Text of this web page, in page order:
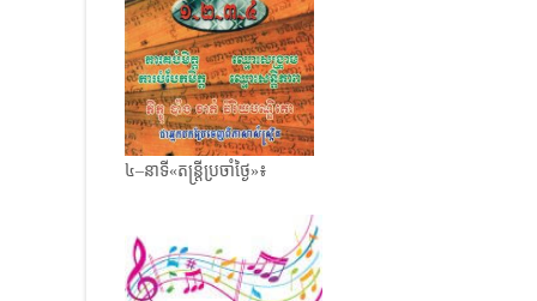
៤–នាទី«តន្ត្រីប្រចាំថ្ងៃ»៖